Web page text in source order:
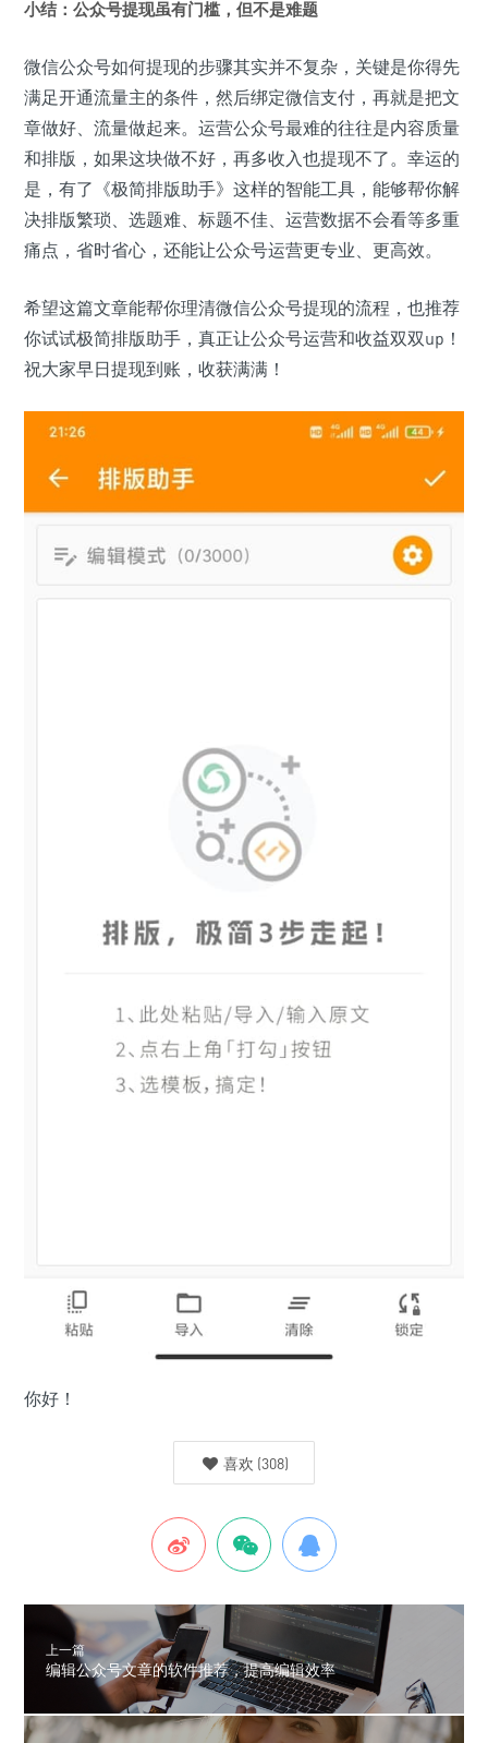
小结：公众号提现虽有门槛，但不是难题
微信公众号如何提现的步骤其实并不复杂，关键是你得先
满足开通流量主的条件，然后绑定微信支付，再就是把文
章做好、流量做起来。运营公众号最难的往往是内容质量
和排版，如果这块做不好，再多收入也提现不了。幸运的
是，有了《极简排版助手》这样的智能工具，能够帮你解
决排版繁琐、选题难、标题不佳、运营数据不会看等多重
痛点，省时省心，还能让公众号运营更专业、更高效。
希望这篇文章能帮你理清微信公众号提现的流程，也推荐
你试试极简排版助手，真正让公众号运营和收益双双up！
祝大家早日提现到账，收获满满！
你好！
喜欢 (308)
上一篇
编辑公众号文章的软件推荐，提高编辑效率